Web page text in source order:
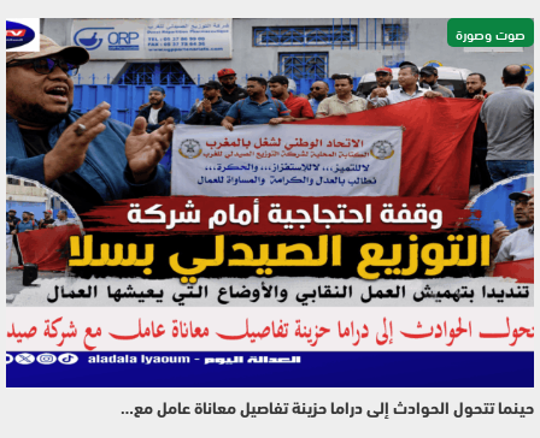
صوت وصورة
حينما تتحول الحوادث إلى دراما حزينة تفاصيل معاناة عامل مع…